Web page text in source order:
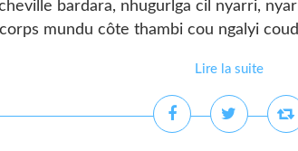
bardara, nhugurlga cil nyarri,
mundu côte thambi cou ngalyi
Lire la suite